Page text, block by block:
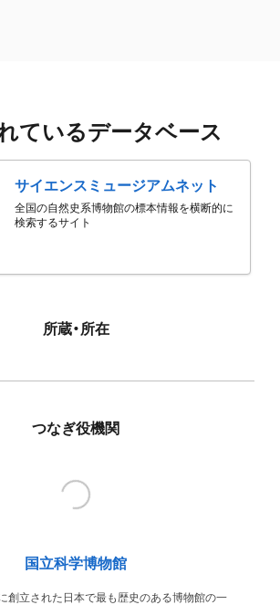
ているデータベース
サイエンスミュージアムネット
全国の自然史系博物館の標本情報を横断的に
検索するサイト
所蔵・所在
つなぎ役機関
国立科学博物館
に創立された日本で最も歴史のある博物館の一